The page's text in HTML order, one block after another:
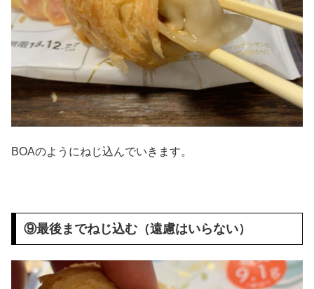
BOAのようにねじ込んでいきます。
⑨最後までねじ込む（遠慮はいらない）